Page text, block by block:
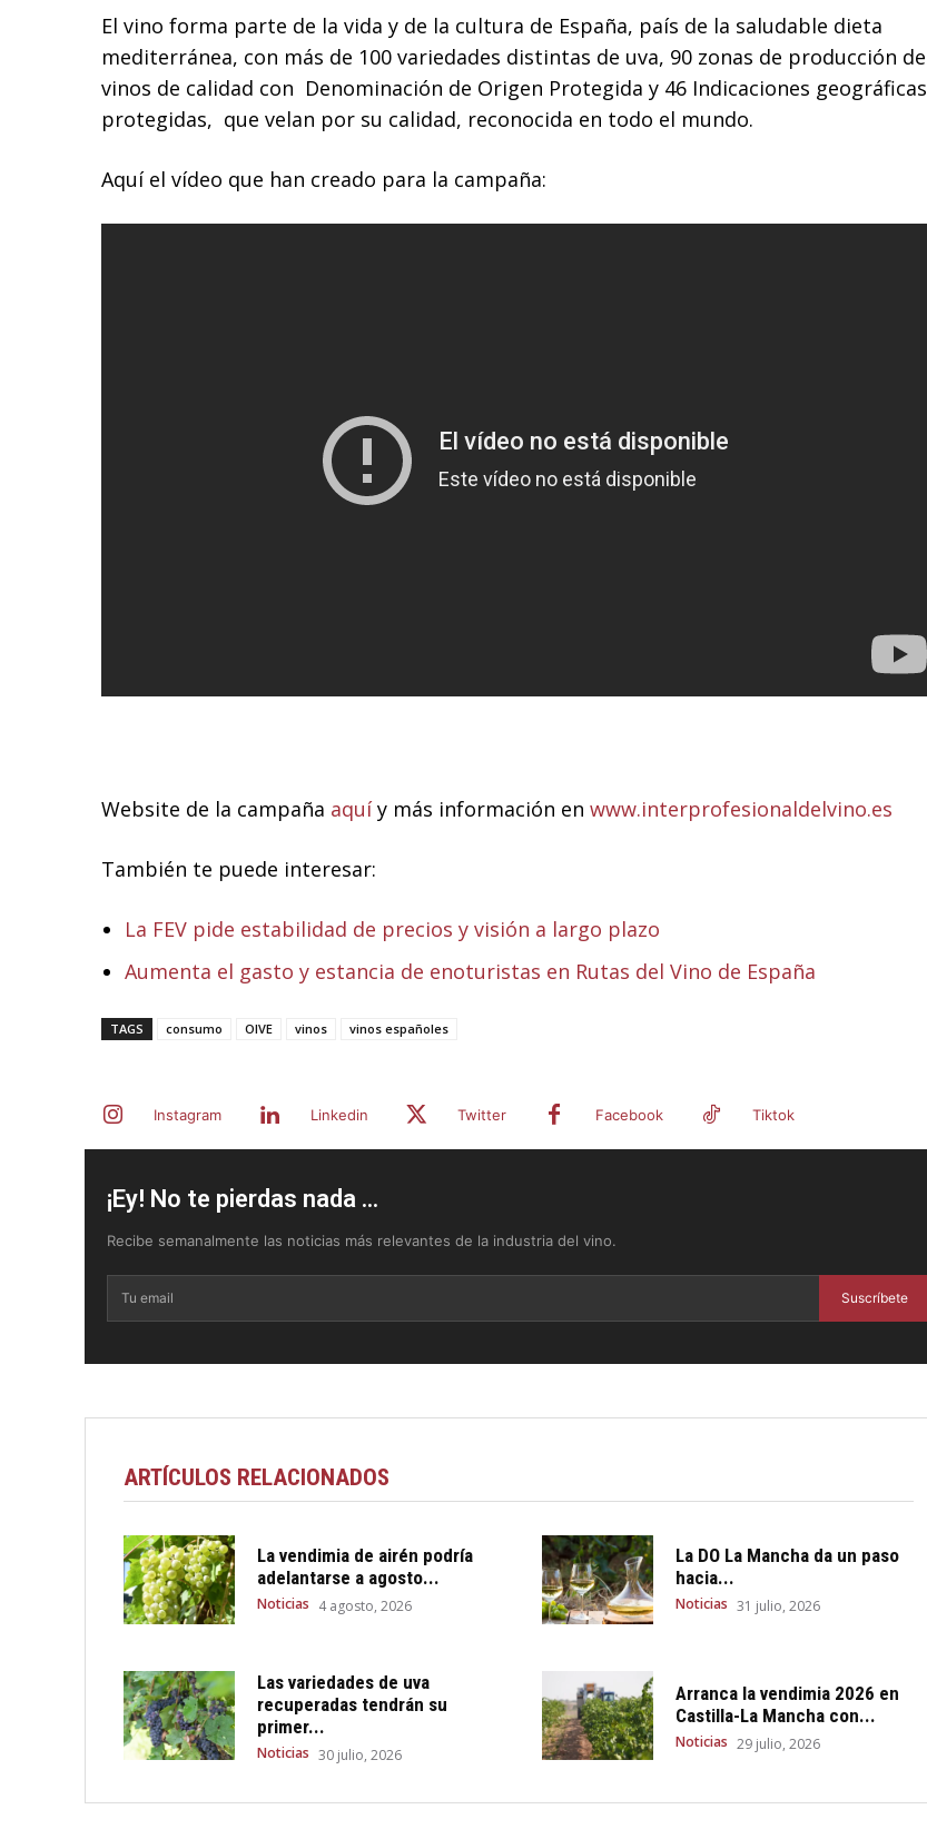
El vino forma parte de la vida y de la cultura de España, país de la saludable dieta
mediterránea, con más de 100 variedades distintas de uva, 90 zonas de producción de
vinos de calidad con Denominación de Origen Protegida y 46 Indicaciones geográficas
protegidas, que velan por su calidad, reconocida en todo el mundo.
Aquí el vídeo que han creado para la campaña:
Website de la campaña aquíy más información en www.interprofesionaldelvino.es
También te puede interesar:
La FEV pide estabilidad de precios y visión a largo plazo
Aumenta el gasto y estancia de enoturistas en Rutas del Vino de España
TAGS consumo OIVE vinos vinos españoles
Instagram Linkedin Twitter Facebook Tiktok
¡Ey! No te pierdas nada ...
Recibe semanalmente las noticias más relevantes de la industria del vino.
Suscríbete
ARTÍCULOS RELACIONADOS
La vendimia de airén podría
adelantarse a agosto...
Noticias 4 agosto, 2026
La DO La Mancha da un paso
hacia...
Noticias 31 julio, 2026
Las variedades de uva
recuperadas tendrán su
primer...
Noticias 30 julio, 2026
Arranca la vendimia 2026 en
Castilla-La Mancha con...
Noticias 29 julio, 2026